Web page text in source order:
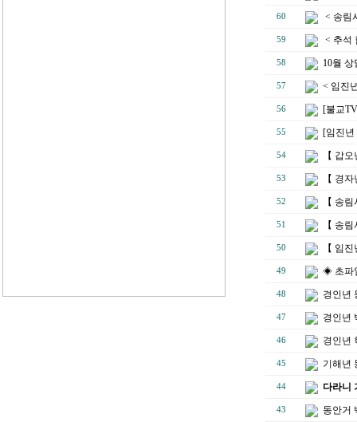
60 < 송림
59 < 추석
58 10월 상
57 < 임진
56 [불교
55 [임진년
54 【 갑
53 【 경
52 【 송
51 【 송
50 【 임
49 ◈ 초파
48 경인년
47 경인년
46 경인년
45 기해년
44 다라니
43 동안거